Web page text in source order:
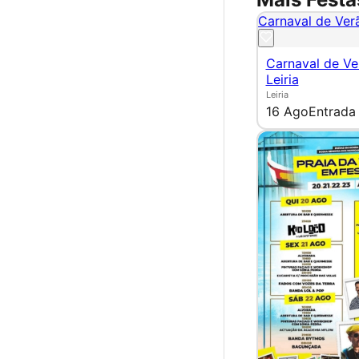
Carnaval de
Carnaval de
Leiria
Leiria
16 Ago